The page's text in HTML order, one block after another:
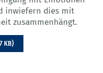
inwiefern dies mit
zusammenhängt.
KB)